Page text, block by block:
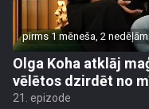
pirms 1 mēneša, 2 nedēļām
Olga Koha atklāj
vēlētos dzirdēt no
21. epizode